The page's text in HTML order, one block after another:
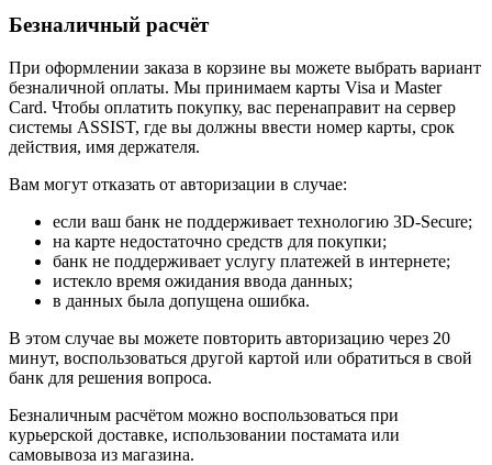
Безналичный расчёт
При оформлении заказа в корзине вы можете выбрать вариант
безналичной оплаты. Мы принимаем карты Visa и Master
Card. Чтобы оплатить покупку, вас перенаправит на сервер
системы ASSIST, где вы должны ввести номер карты, срок
действия, имя держателя.
Вам могут отказать от авторизации в случае:
если ваш банк не поддерживает технологию 3D-Secure;
на карте недостаточно средств для покупки;
банк не поддерживает услугу платежей в интернете;
истекло время ожидания ввода данных;
в данных была допущена ошибка.
В этом случае вы можете повторить авторизацию через 20
минут, воспользоваться другой картой или обратиться в свой
банк для решения вопроса.
Безналичным расчётом можно воспользоваться при
курьерской доставке, использовании постамата или
самовывоза из магазина.